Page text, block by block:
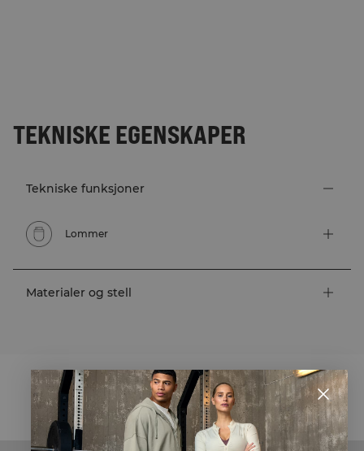
TEKNISKE EGENSKAPER
Tekniske funksjoner
Lommer
Materialer og stell
STYLE WITH